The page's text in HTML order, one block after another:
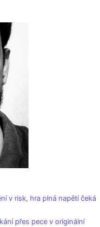
v risk, hra plná napětí čeká
přes pece v originální